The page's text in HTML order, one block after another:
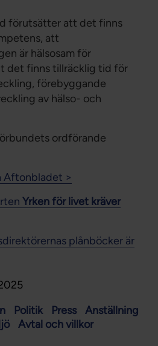
förutsätter att det finns
att
är hälsosam för
det finns tillräcklig tid för
förebyggande
av hälso- och
ordförande
Aftonbladet >
Yrken för livet kräver
plånböcker är
Politik Press
Anställning
Avtal och villkor